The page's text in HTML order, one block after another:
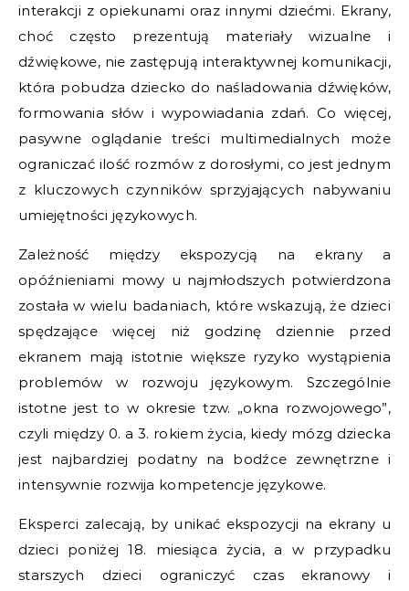
interakcji z opiekunami oraz innymi dziećmi. Ekrany,
choć często prezentują materiały wizualne i
dźwiękowe, nie zastępują interaktywnej komunikacji,
która pobudza dziecko do naśladowania dźwięków,
formowania słów i wypowiadania zdań. Co więcej,
pasywne oglądanie treści multimedialnych może
ograniczać ilość rozmów z dorosłymi, co jest jednym
z kluczowych czynników sprzyjających nabywaniu
umiejętności językowych.
Zależność między ekspozycją na ekrany a
opóźnieniami mowy u najmłodszych potwierdzona
została w wielu badaniach, które wskazują, że dzieci
spędzające więcej niż godzinę dziennie przed
ekranem mają istotnie większe ryzyko wystąpienia
problemów w rozwoju językowym. Szczególnie
istotne jest to w okresie tzw. „okna rozwojowego”,
czyli między 0. a 3. rokiem życia, kiedy mózg dziecka
jest najbardziej podatny na bodźce zewnętrzne i
intensywnie rozwija kompetencje językowe.
Eksperci zalecają, by unikać ekspozycji na ekrany u
dzieci poniżej 18. miesiąca życia, a w przypadku
starszych dzieci ograniczyć czas ekranowy i